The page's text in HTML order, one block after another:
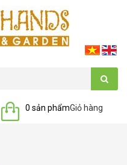
Giỏ hàng
0 sản phẩm